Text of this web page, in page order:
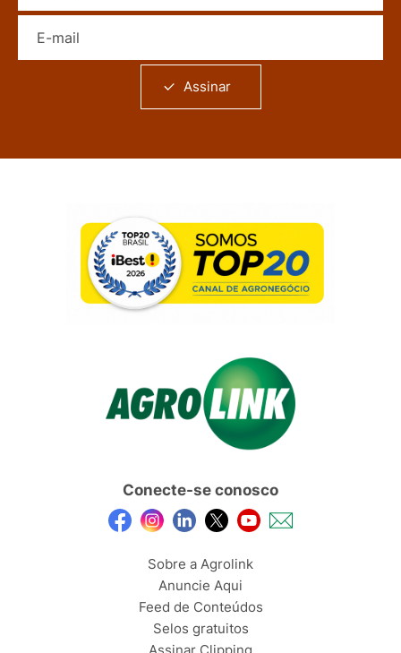
Assinar
Conecte-se conosco
Sobre a Agrolink
Anuncie Aqui
Feed de Conteúdos
Selos gratuitos